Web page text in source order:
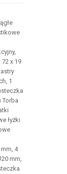
x 19
1
łyżki
4
mm,